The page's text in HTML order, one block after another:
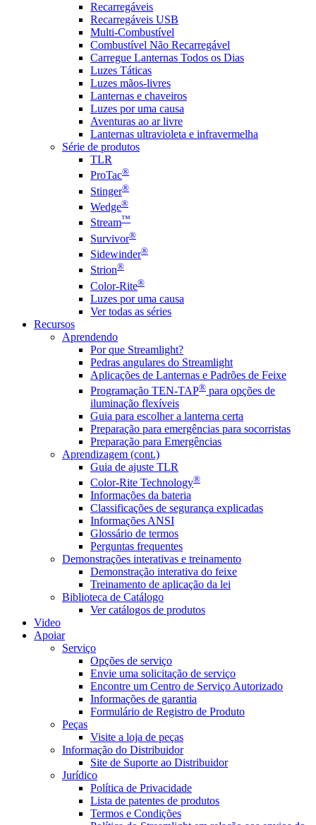
Recarregáveis
Recarregáveis USB
Multi-Combustível
Combustível Não Recarregável
Carregue Lanternas Todos os Dias
Luzes Táticas
Luzes mãos-livres
Lanternas e chaveiros
Luzes por uma causa
Aventuras ao ar livre
Lanternas ultravioleta e infravermelha
Série de produtos
TLR
ProTac®
Stinger®
Wedge®
Stream™
Survivor®
Sidewinder®
Strion®
Color-Rite®
Luzes por uma causa
Ver todas as séries
Recursos
Aprendendo
Por que Streamlight?
Pedras angulares do Streamlight
Aplicações de Lanternas e Padrões de Feixe
Programação TEN-TAP® para opções de
iluminação flexíveis
Guia para escolher a lanterna certa
Preparação para emergências para socorristas
Preparação para Emergências
Aprendizagem (cont.)
Guia de ajuste TLR
Color-Rite Technology®
Informações da bateria
Classificações de segurança explicadas
Informações ANSI
Glossário de termos
Perguntas frequentes
Demonstrações interativas e treinamento
Demonstração interativa do feixe
Treinamento de aplicação da lei
Biblioteca de Catálogo
Ver catálogos de produtos
Video
Apoiar
Serviço
Opções de serviço
Envie uma solicitação de serviço
Encontre um Centro de Serviço Autorizado
Informações de garantia
Formulário de Registro de Produto
Peças
Visite a loja de peças
Informação do Distribuidor
Site de Suporte ao Distribuidor
Jurídico
Política de Privacidade
Lista de patentes de produtos
Termos e Condições